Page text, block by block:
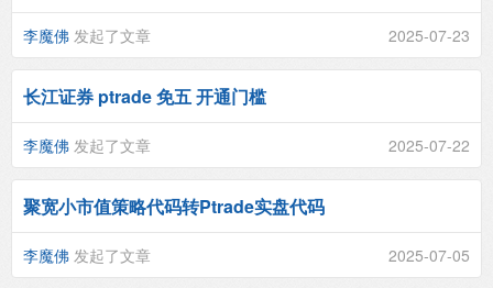
李魔佛 发起了文章 2025-07-23
长江证券 ptrade 免五 开通门槛
李魔佛 发起了文章 2025-07-22
聚宽小市值策略代码转Ptrade实盘代码
李魔佛 发起了文章 2025-07-05